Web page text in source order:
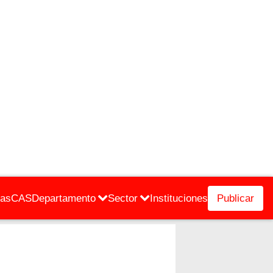
CASDepartamento Sector Instituciones Publicar